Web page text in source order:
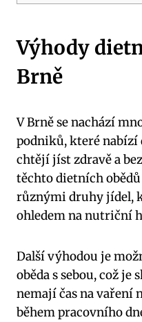
Výhody
Brně
V Brně se nachází
podniků, které nabízí
chtějí jíst zdravě a
těchto dietních
⁣různými druhy​ jídel,⁣
‍ohledem na nutriční
Další⁤ výhodou​ je
oběda s sebou, což je
nemají čas na ‍vaření
během pracovního